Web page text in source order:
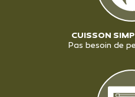
CUISSON
Pas besoin de